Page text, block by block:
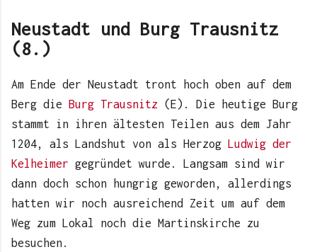
Neustadt und Burg Trausnitz
(8.)
Am Ende der Neustadt tront hoch oben auf dem
Berg die Burg Trausnitz (E). Die heutige Burg
stammt in ihren ältesten Teilen aus dem Jahr
1204, als Landshut von als Herzog Ludwig der
Kelheimer gegründet wurde. Langsam sind wir
dann doch schon hungrig geworden, allerdings
hatten wir noch ausreichend Zeit um auf dem
Weg zum Lokal noch die Martinskirche zu
besuchen.